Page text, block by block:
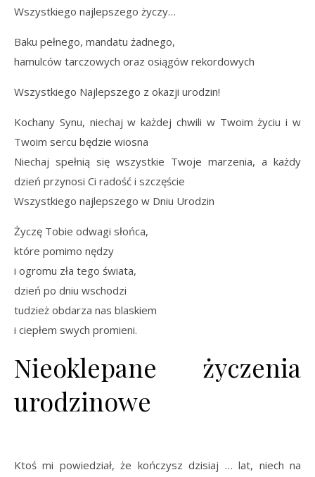
Wszystkiego najlepszego życzy…
Baku pełnego, mandatu żadnego,
hamulców tarczowych oraz osiągów rekordowych
Wszystkiego Najlepszego z okazji urodzin!
Kochany Synu, niechaj w każdej chwili w Twoim życiu i w
Twoim sercu będzie wiosna
Niechaj spełnią się wszystkie Twoje marzenia, a każdy
dzień przynosi Ci radość i szczęście
Wszystkiego najlepszego w Dniu Urodzin
Życzę Tobie odwagi słońca,
które pomimo nędzy
i ogromu zła tego świata,
dzień po dniu wschodzi
tudzież obdarza nas blaskiem
i ciepłem swych promieni.
Nieoklepane życzenia
urodzinowe
Ktoś mi powiedział, że kończysz dzisiaj … lat, niech na